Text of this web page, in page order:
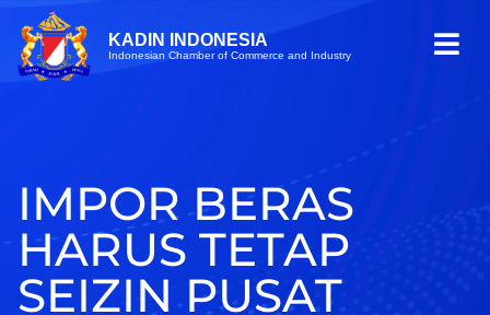
KADIN INDONESIA
Indonesian Chamber of Commerce and Industry
IMPOR BERAS
HARUS TETAP
SEIZIN PUSAT